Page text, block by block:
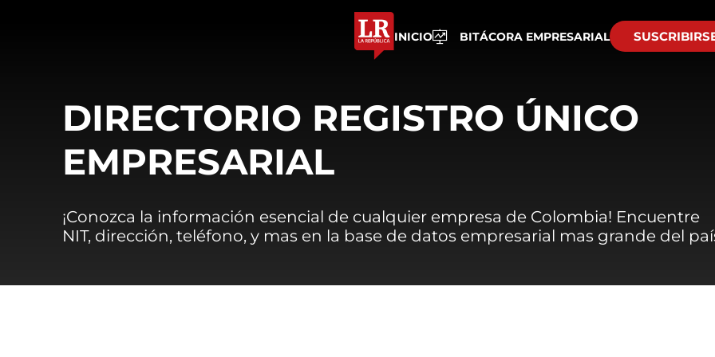
INICIO BITÁCORA EMPRESARIAL
DIRECTORIO REGISTRO ÚNICO
EMPRESARIAL
¡Conozca la información esencial de cualquier empresa de Colombia! Encuentre
NIT, dirección, teléfono, y mas en la base de datos empresarial mas grande del